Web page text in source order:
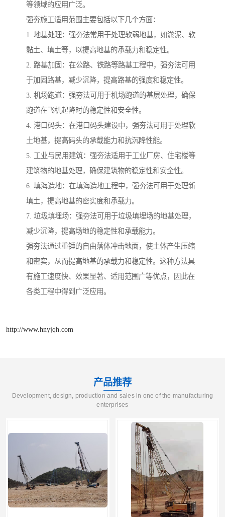
等领域的应用广泛。
强夯施工适用范围主要包括以下几个方面：
1. 地基处理：强夯法常用于处理软弱地基，如淤泥、软
黏土、填土等，以提高地基的承载力和稳定性。
2. 路基加固：在公路、铁路等路基工程中，强夯法可用
于加固路基，减少沉降，提高路基的强度和稳定性。
3. 机场跑道：强夯法可用于机场跑道的基层处理，确保
跑道在飞机起降时的稳定性和安全性。
4. 港口码头：在港口码头建设中，强夯法可用于处理软
土地基，提高码头的承载能力和抗沉降性能。
5. 工业与民用建筑：强夯法适用于工业厂房、住宅楼等
建筑物的地基处理，确保建筑物的稳定性和安全性。
6. 填海造地：在填海造地工程中，强夯法可用于处理新
填土，提高地基的密实度和承载力。
7. 垃圾填埋场：强夯法可用于垃圾填埋场的地基处理，
减少沉降，提高场地的稳定性和承载能力。
强夯法通过重锤的自由落体冲击地面，使土体产生压缩
和密实，从而提高地基的承载力和稳定性。这种方法具
有施工速度快、效果显著、适用范围广等优点，因此在
各类工程中得到广泛应用。
http://www.hnyjqh.com
产品推荐
Development, design, production and sales in one of the manufacturing
enterprises